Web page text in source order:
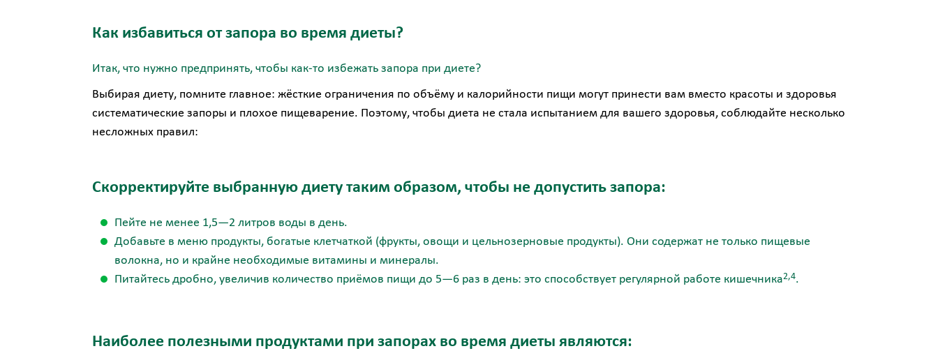
Как избавиться от запора во время диеты?
Итак, что нужно предпринять, чтобы как-то избежать запора при диете?
Выбирая диету, помните главное: жёсткие ограничения по объёму и калорийности пищи могут принести вам вместо красоты и здоровья
систематические запоры и плохое пищеварение. Поэтому, чтобы диета не стала испытанием для вашего здоровья, соблюдайте несколько
несложных правил:
Скорректируйте выбранную диету таким образом, чтобы не допустить запора:
Пейте не менее 1,5—2 литров воды в день.
Добавьте в меню продукты, богатые клетчаткой (фрукты, овощи и цельнозерновые продукты). Они содержат не только пищевые
волокна, но и крайне необходимые витамины и минералы.
Питайтесь дробно, увеличив количество приёмов пищи до 5—6 раз в день: это способствует регулярной работе кишечника2,4.
Наиболее полезными продуктами при запорах во время диеты являются: